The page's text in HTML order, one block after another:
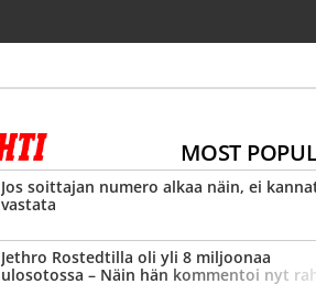
MOST
Jos soittajan numero alkaa näin, ei
vastata
Jethro Rostedtilla oli yli 8 miljoonaa
ulosotossa – Näin hän kommentoi nyt